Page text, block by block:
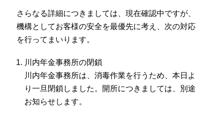
さらなる詳細につきましては、現在確認中ですが、
機構としてお客様の安全を最優先に考え、次の対応
を行ってまいります。
川内年金事務所の閉鎖
川内年金事務所は、消毒作業を行うため、本日よ
り一旦閉鎖しました。開所につきましては、別途
お知らせします。